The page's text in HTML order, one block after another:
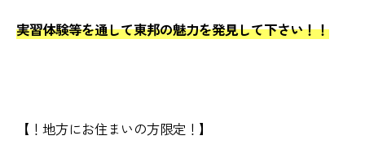
実習体験等を通して東邦の魅力を発見して下さい！！
【！地方にお住まいの方限定！】